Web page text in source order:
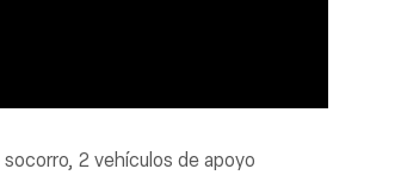
2 vehículos de apoyo